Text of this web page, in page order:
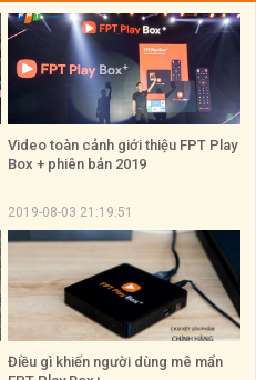
Video toàn cảnh giới thiệu FPT Play
Box + phiên bản 2019
2019-08-03 21:19:51
Điều gì khiến người dùng mê mẩn